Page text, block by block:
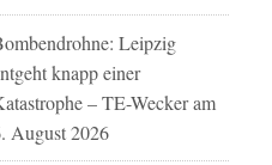
Leipzig
knapp einer
– TE-Wecker am
August 2026